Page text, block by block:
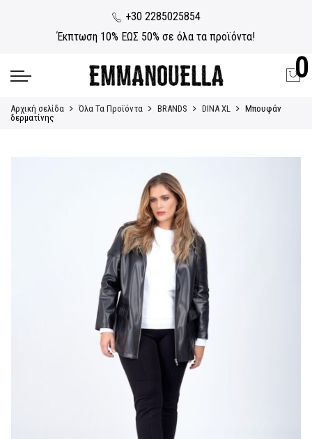
+30 2285025854
Έκπτωση 10% ΕΩΣ 50% σε όλα τα προϊόντα!
0
Αρχική σελίδα Όλα Τα Προϊόντα BRANDS DINA XL
Μπουφάν
δερματίνης